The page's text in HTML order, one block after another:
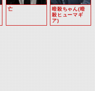
亡
暗殺ちゃん(暗
殺ヒューマギ
ア)